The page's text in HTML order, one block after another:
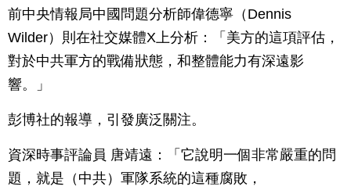
前中央情報局中國問題分析師偉德寧（Dennis
Wilder）則在社交媒體X上分析：「美方的這項評估，
對於中共軍方的戰備狀態，和整體能力有深遠影
響。」
彭博社的報導，引發廣泛關注。
資深時事評論員 唐靖遠：「它說明一個非常嚴重的問
題，就是（中共）軍隊系統的這種腐敗，